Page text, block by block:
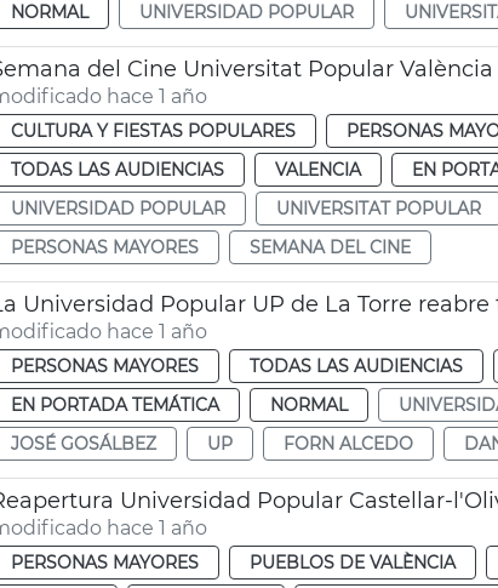
NORMAL
UNIVERSIDAD POPULAR
del Cine Universitat Popular València
hace 1 año
CULTURA Y FIESTAS POPULARES PERSONAS
TODAS LAS AUDIENCIAS
VALENCIA EN
UNIVERSIDAD POPULAR
UNIVERSITAT POPULAR
PERSONAS MAYORES
SEMANA DEL CINE
Universidad Popular UP de La Torre reabre
hace 1 año
PERSONAS MAYORES TODAS LAS AUDIENCIAS
EN PORTADA TEMÁTICA
NORMAL
JOSÉ GOSÁLBEZ
UP FORN ALCEDO
Universidad Popular Castellar-
hace 1 año
PERSONAS MAYORES PUEBLOS DE VALÈNCIA